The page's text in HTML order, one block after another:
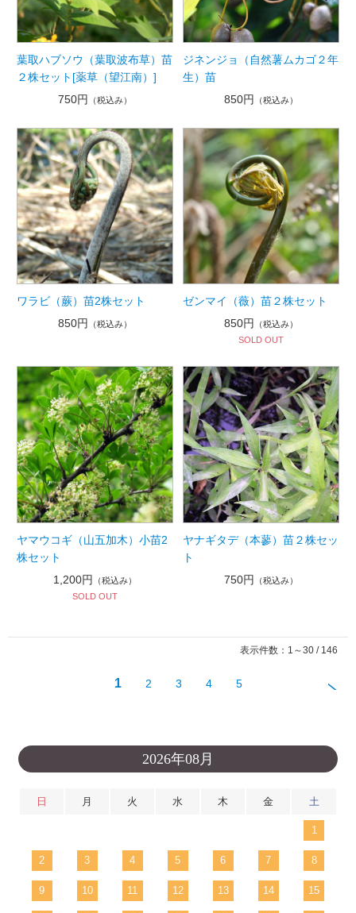
葉取ハブソウ（葉取波布草）苗
２株セット[薬草（望江南）]
750円
（税込み）
ジネンジョ（自然薯ムカゴ２年
生）苗
850円
（税込み）
ワラビ（蕨）苗2株セット
850円
（税込み）
ゼンマイ（薇）苗２株セット
850円
（税込み）
SOLD OUT
ヤマウコギ（山五加木）小苗2
株セット
1,200円 （税込み）
SOLD OUT
ヤナギタデ（本蓼）苗２株セッ
ト
750円
（税込み）
表示件数：1～30 / 146
1 2 3 4 5
2026年08月
日 月 火 水 木 金 土
1
2 3 4 5 6 7 8
9 10 11 12 13 14 15